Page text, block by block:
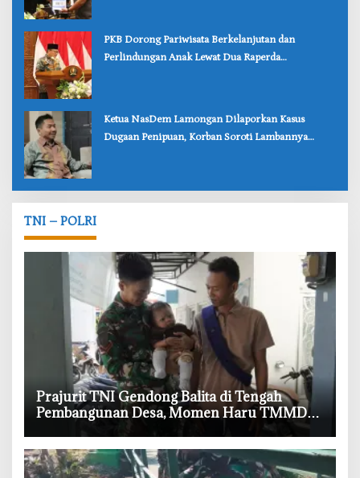
‎PKB Dorong Pariwisata Berkelanjutan dan
Perlindungan Anak Lewat Dua Raperda
‎Ketua NasDem Lamongan Dilaporkan Kasus
Dugaan Penipuan, Korban Soroti Lambannya
TNI – POLRI
‎Prajurit TNI Gendong Balita di Tengah
Pembangunan Desa, Momen Haru TMMD